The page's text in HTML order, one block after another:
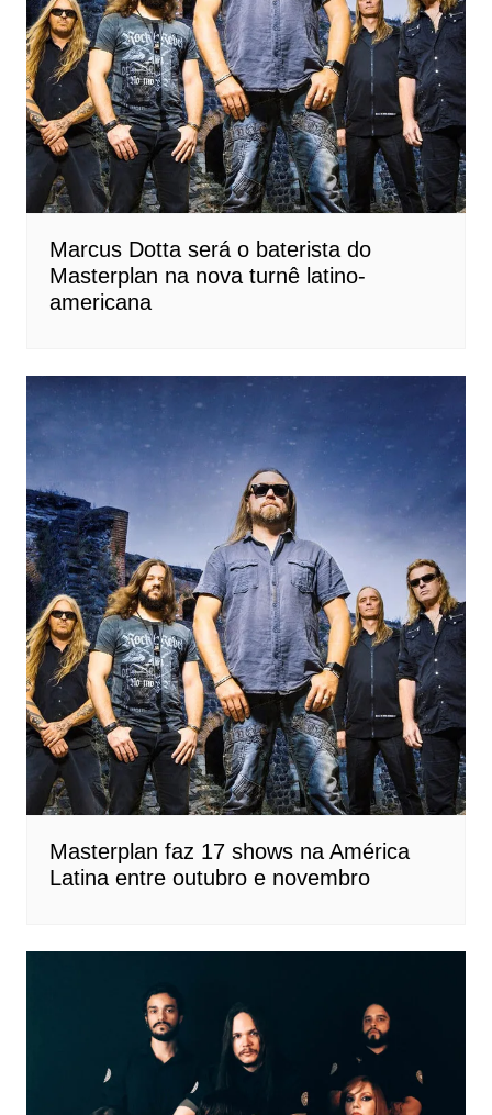
Marcus Dotta será o baterista do
Masterplan na nova turnê latino-
americana
Masterplan faz 17 shows na América
Latina entre outubro e novembro